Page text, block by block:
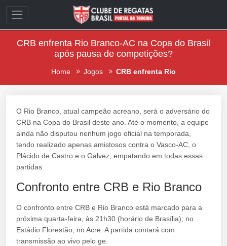
CRB enfrenta Rio Branco-AC na Copa do Brasil
após pausa de competições?
Home Jogos CRB enfrenta Rio
O Rio Branco, atual campeão acreano, será o adversário do
CRB na Copa do Brasil deste ano. Até o momento, a equipe
ainda não disputou nenhum jogo oficial na temporada,
tendo realizado apenas amistosos contra o Vasco-AC, o
Plácido de Castro e o Galvez, empatando em todas essas
partidas.
Confronto entre CRB e Rio Branco
O confronto entre CRB e Rio Branco está marcado para a
próxima quarta-feira, às 21h30 (horário de Brasília), no
Estádio Florestão, no Acre. A partida contará com
transmissão ao vivo pelo ge.